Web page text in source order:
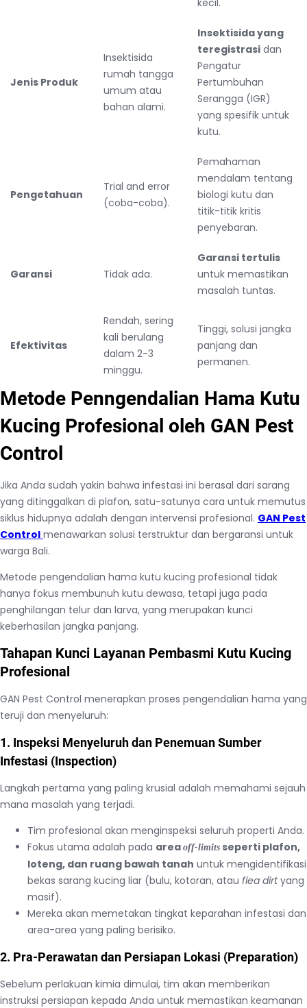
Jenis Produk
Insektisida
rumah tangga
umum atau
bahan alami.
Insektisida yang
teregistrasi dan
Pengatur
Pertumbuhan
Serangga (IGR)
yang spesifik untuk
kutu.
Pengetahuan
Trial and error
(coba-coba).
Pemahaman
mendalam tentang
biologi kutu dan
titik-titik kritis
penyebaran.
Garansi Tidak ada.
Garansi tertulis
untuk memastikan
masalah tuntas.
Efektivitas
Rendah, sering
kali berulang
dalam 2-3
minggu.
Tinggi, solusi jangka
panjang dan
permanen.
Metode Penngendalian Hama Kutu
Kucing Profesional oleh GAN Pest
Control
Jika Anda sudah yakin bahwa infestasi ini berasal dari sarang
yang ditinggalkan di plafon, satu-satunya cara untuk memutus
siklus hidupnya adalah dengan intervensi profesional. GAN Pest
Control menawarkan solusi terstruktur dan bergaransi untuk
warga Bali.
Metode pengendalian hama kutu kucing profesional tidak
hanya fokus membunuh kutu dewasa, tetapi juga pada
penghilangan telur dan larva, yang merupakan kunci
keberhasilan jangka panjang.
Tahapan Kunci Layanan Pembasmi Kutu Kucing
Profesional
GAN Pest Control menerapkan proses pengendalian hama yang
teruji dan menyeluruh:
1. Inspeksi Menyeluruh dan Penemuan Sumber
Infestasi (Inspection)
Langkah pertama yang paling krusial adalah memahami sejauh
mana masalah yang terjadi.
Tim profesional akan menginspeksi seluruh properti Anda.
Fokus utama adalah pada area off-limits seperti plafon,
loteng, dan ruang bawah tanah untuk mengidentifikasi
bekas sarang kucing liar (bulu, kotoran, atau flea dirtyang
masif).
Mereka akan memetakan tingkat keparahan infestasi dan
area-area yang paling berisiko.
2. Pra-Perawatan dan Persiapan Lokasi (Preparation)
Sebelum perlakuan kimia dimulai, tim akan memberikan
instruksi persiapan kepada Anda untuk memastikan keamanan